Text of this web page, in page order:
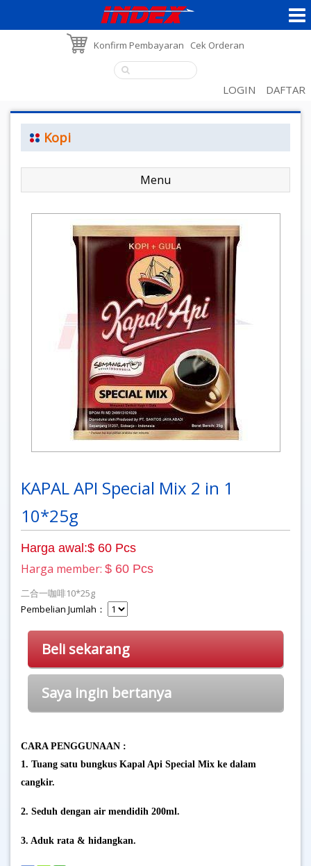
Konfirm Pembayaran Cek Orderan
LOGIN DAFTAR
Kopi
Menu
KAPAL API Special Mix 2 in 1
10*25g
Harga awal:$ 60 Pcs
Harga member: $ 60 Pcs
二合一咖啡10*25g
Pembelian Jumlah：
Beli sekarang
Saya ingin bertanya
CARA PENGGUNAAN :
1. Tuang satu bungkus Kapal Api Special Mix ke dalam
cangkir.
2. Seduh dengan air mendidih 200ml.
3. Aduk rata & hidangkan.